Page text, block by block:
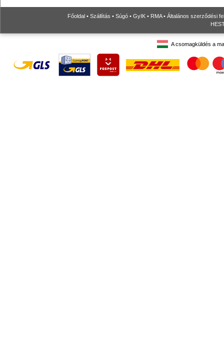
Főoldal • Szállítás • Súgó • GyIK • RMA• Általános szerződési
A csomagküldés a